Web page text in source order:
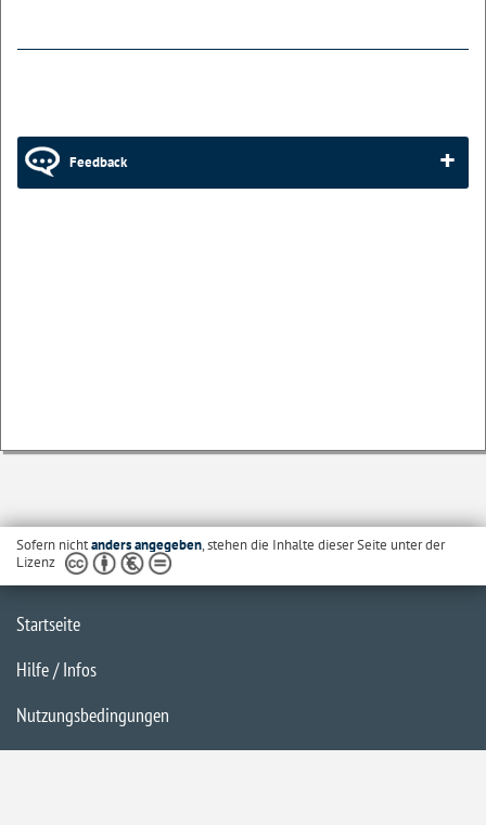
Feedback
Sofern nichtanders angegeben, stehen die Inhalte dieser Seite unter der
Lizenz
Startseite
Hilfe / Infos
Nutzungsbedingungen